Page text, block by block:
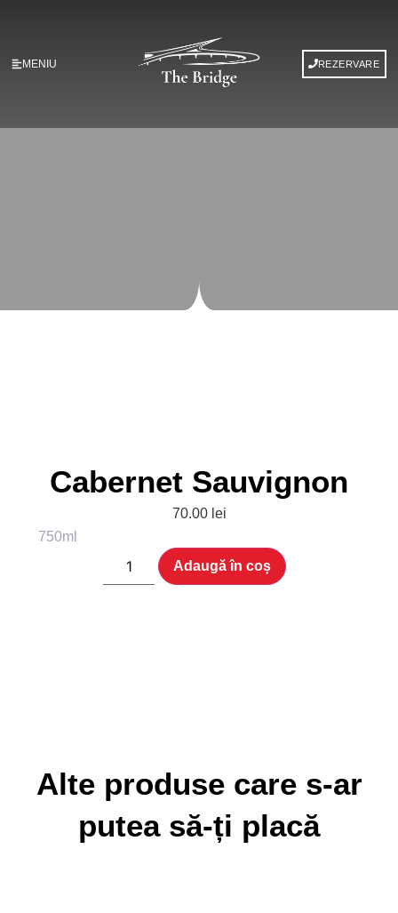
MENIU REZERVARE
Cabernet Sauvignon
70.00 lei
750ml
Adaugă în coș
Alte produse care s-ar
putea să-ți placă